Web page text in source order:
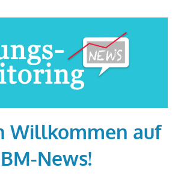
Willkommen auf
BM-News!